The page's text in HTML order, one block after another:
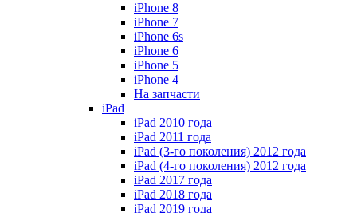
iPhone 8
iPhone 7
iPhone 6s
iPhone 6
iPhone 5
iPhone 4
На запчасти
iPad
iPad 2010 года
iPad 2011 года
iPad (3-го поколения) 2012 года
iPad (4-го поколения) 2012 года
iPad 2017 года
iPad 2018 года
iPad 2019 года